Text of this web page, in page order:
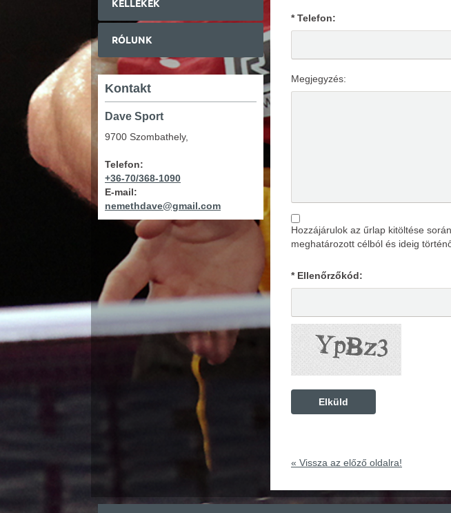
KELLÉKEK
RÓLUNK
Kontakt
Dave Sport
9700 Szombathely,
Telefon:
+36-70/368-1090
E-mail:
nemethdave@gmail.com
* Telefon:
Megjegyzés:
Hozzájárulok az űrlap kitöltése
meghatározott célból és ideig
* Ellenőrzőkód:
« Vissza az előző oldalra!